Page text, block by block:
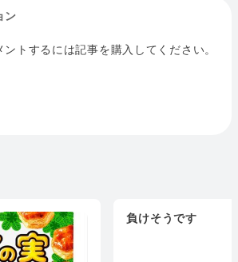
ン
ントするには記事を購入してください。
負けそうです